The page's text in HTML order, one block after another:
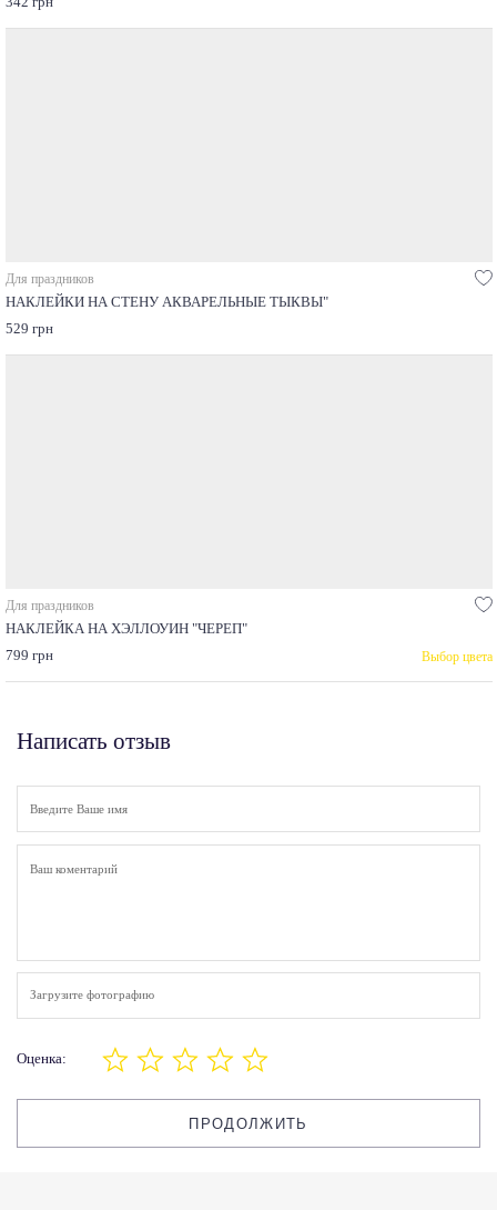
Для праздников
НАКЛЕЙКИ НА СТЕНУ АКВАРЕЛЬНЫЕ ТЫКВЫ"
529 грн
Для праздников
НАКЛЕЙКА НА ХЭЛЛОУИН "ЧЕРЕП"
799 грн
Выбор цвета
Написать отзыв
Загрузите фотографию
Оценка:
ПРОДОЛЖИТЬ